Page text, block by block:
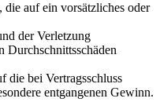
auf ein vorsätzliches oder
der Verletzung
Durchschnittsschäden
die bei Vertragsschluss
entgangenen Gewinn.